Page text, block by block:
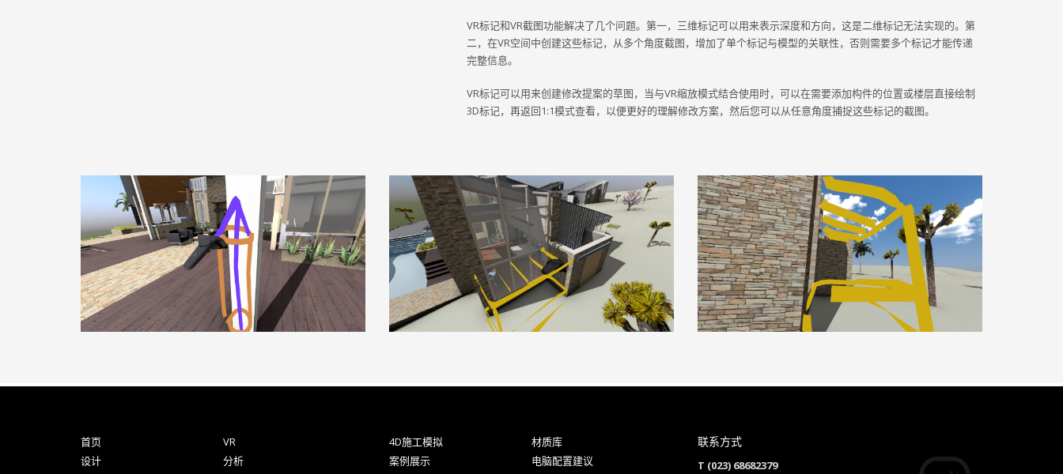
VR标记和VR截图功能解决了几个问题。第一，三维标记可以用来表示深度和方向，这是二维标记无法实现的。第
二，在VR空间中创建这些标记，从多个角度截图，增加了单个标记与模型的关联性，否则需要多个标记才能传递
完整信息。
VR标记可以用来创建修改提案的草图，当与VR缩放模式结合使用时，可以在需要添加构件的位置或楼层直接绘制
3D标记，再返回1:1模式查看，以便更好的理解修改方案，然后您可以从任意角度捕捉这些标记的截图。
首页
VR
设计
分析
4D施工模拟
材质库
案例展示
电脑配置建议
联系方式
T (023) 68682379